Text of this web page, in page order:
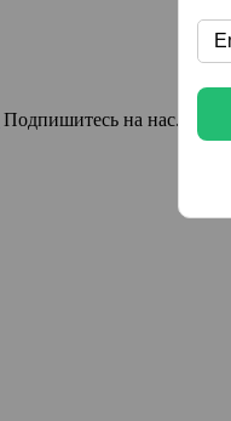
Подпишитесь на нас...